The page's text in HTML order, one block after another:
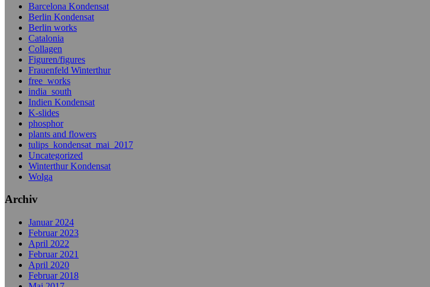
Barcelona Kondensat
Berlin Kondensat
Berlin works
Catalonia
Collagen
Figuren/figures
Frauenfeld Winterthur
free_works
india_south
Indien Kondensat
K-slides
phosphor
plants and flowers
tulips_kondensat_mai_2017
Uncategorized
Winterthur Kondensat
Wolga
Archiv
Januar 2024
Februar 2023
April 2022
Februar 2021
April 2020
Februar 2018